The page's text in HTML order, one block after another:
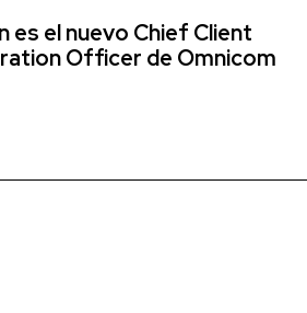
es el nuevo Chief Client
Officer de Omnicom